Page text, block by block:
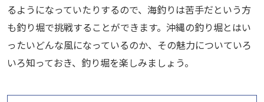
るようになっていたりするので、海釣りは苦手だという方
も釣り堀で挑戦することができます。沖縄の釣り堀とはい
ったいどんな風になっているのか、その魅力についていろ
いろ知っておき、釣り堀を楽しみましょう。